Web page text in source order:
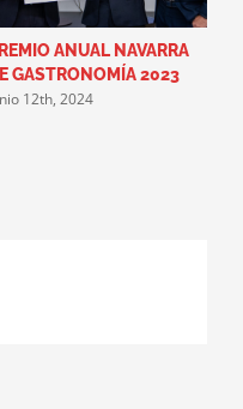
ANUAL NAVARRA
GASTRONOMÍA 2023
12th, 2024